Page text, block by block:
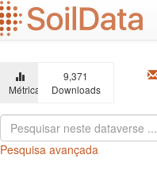
Ir
para
o
principal
Métricas
9,371
Downloads
Pesquisa avançada